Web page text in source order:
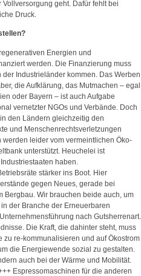
geht. Dafür fehlt bei
Druck.
Energien und
werden. Die Finanzierung muss
Industrieländer kommen. Das Werben
die Aufklärung, das Mutmachen – egal
oder Bayern – ist auch Aufgabe
vernetzter NGOs und Verbände. Doch
den Ländern gleichzeitig den
und Menschenrechtsverletzungen
leider vom vermeintlichen Öko-
unterstützt. Heuchelei ist
haben.
stärker ins Boot. Hier
gegen Neues, gerade bei
Wir brauchen beide auch, um
der Branche der Erneuerbaren
nach Gutsherrenart.
Die Kraft, die dahinter steht, muss
zu re-kommunalisieren und auf Ökostrom
die Energiewende sozial zu gestalten.
auch bei der Wärme und Mobilität.
Espressomaschinen für die anderen